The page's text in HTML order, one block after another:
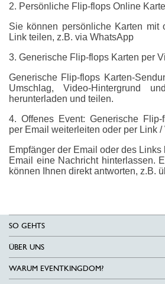
2. Persönliche Flip-flops Online
Sie können persönliche Karten mit
Link teilen, z.B. via WhatsApp
3. Generische Flip-flops Karten per
Generische Flip-flops Karten-
Umschlag, Video-Hintergrund
herunterladen und teilen.
4. Offenes Event: Generische Flip-
per Email weiterleiten oder per Link /
Empfänger der Email oder des Links
Email eine Nachricht hinterlassen.
können Ihnen direkt antworten, z.B.
SO GEHTS
ÜBER UNS
WARUM EVENTKINGDOM?